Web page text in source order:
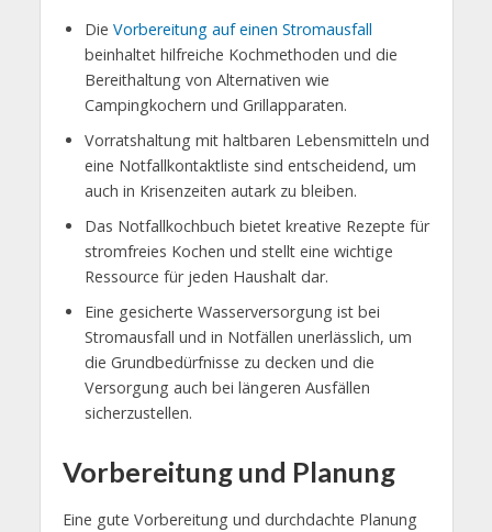
Die Vorbereitung auf einen Stromausfall
beinhaltet hilfreiche Kochmethoden und die
Bereithaltung von Alternativen wie
Campingkochern und Grillapparaten.
Vorratshaltung mit haltbaren Lebensmitteln und
eine Notfallkontaktliste sind entscheidend, um
auch in Krisenzeiten autark zu bleiben.
Das Notfallkochbuch bietet kreative Rezepte für
stromfreies Kochen und stellt eine wichtige
Ressource für jeden Haushalt dar.
Eine gesicherte Wasserversorgung ist bei
Stromausfall und in Notfällen unerlässlich, um
die Grundbedürfnisse zu decken und die
Versorgung auch bei längeren Ausfällen
sicherzustellen.
Vorbereitung und Planung
Eine gute Vorbereitung und durchdachte Planung